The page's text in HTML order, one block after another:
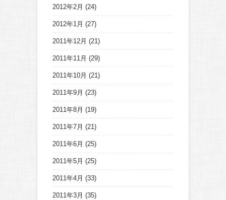
2012年2月 (24)
2012年1月 (27)
2011年12月 (21)
2011年11月 (29)
2011年10月 (21)
2011年9月 (23)
2011年8月 (19)
2011年7月 (21)
2011年6月 (25)
2011年5月 (25)
2011年4月 (33)
2011年3月 (35)